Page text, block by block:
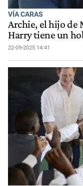
VÍA CARAS
Archie, el hijo de
Harry tiene un
22-09-2025 14:41